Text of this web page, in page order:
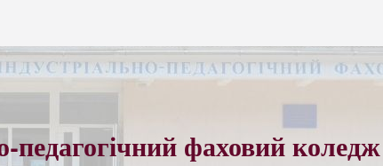
педагогічний фаховий коледж